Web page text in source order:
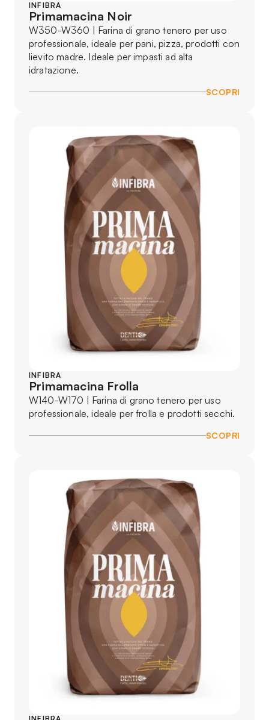
INFIBRA
Primamacina Noir
W350-W360 | Farina di grano tenero per uso
professionale, ideale per pani, pizza, prodotti con
lievito madre. Ideale per impasti ad alta
idratazione.
SCOPRI
INFIBRA
Primamacina Frolla
W140-W170 | Farina di grano tenero per uso
professionale, ideale per frolla e prodotti secchi.
SCOPRI